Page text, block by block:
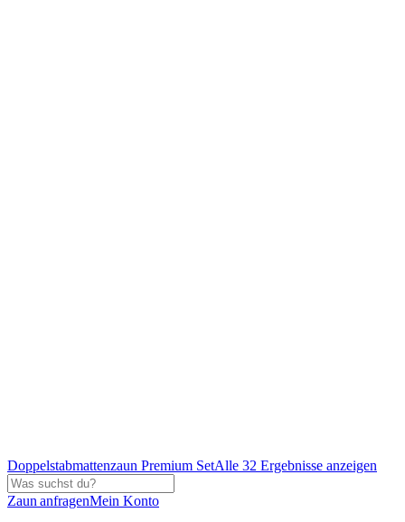
Doppelstabmattenzaun Premium SetAlle 32 Ergebnisse anzeigen
Zaun anfragenMein Konto